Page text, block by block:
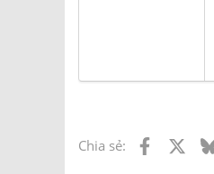
Chia sẻ: Facebook